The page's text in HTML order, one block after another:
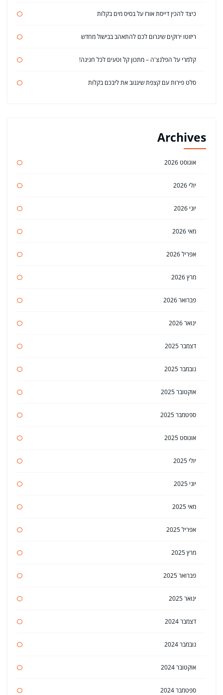
כיצד להכין דייסת אורז על בסיס מים בקלות
ריזוטו ירוקים שיגרום לכם להתאהב בבישול מחדש
קלמרי על הפלנצ'ה – מתכון קל וטעים לכל חגיגה!
סלט פירות עם קצפת שיגנוב את ליבכם בקלות
Archives
אוגוסט 2026
יולי 2026
יוני 2026
מאי 2026
אפריל 2026
מרץ 2026
פברואר 2026
ינואר 2026
דצמבר 2025
נובמבר 2025
אוקטובר 2025
ספטמבר 2025
אוגוסט 2025
יולי 2025
יוני 2025
מאי 2025
אפריל 2025
מרץ 2025
פברואר 2025
ינואר 2025
דצמבר 2024
נובמבר 2024
אוקטובר 2024
ספטמבר 2024